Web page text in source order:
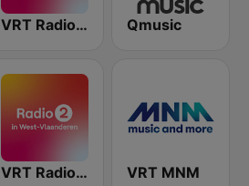
VRT Radio 2 Antwerpen Qmusic
VRT Radio 2 West-Vlaanderen VRT MNM